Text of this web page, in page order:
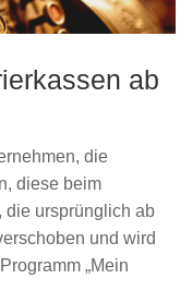
ab
die
diese beim
die ursprünglich ab
und wird
„Mein